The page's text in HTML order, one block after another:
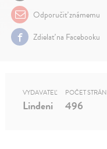
Odporučiť známemu
Zdielať na Facebooku
VYDAVATEĽ
Lindeni
POČET STRÁN
496